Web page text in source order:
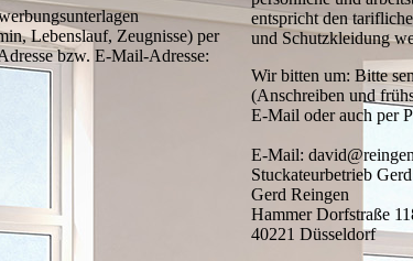
Lebenslauf, Zeugnisse) per
bzw. E-Mail-Adresse:
entspricht den
und Schutzkleidung
Wir bitten um: Bitte
(Anschreiben und
E-Mail oder auch per
E-Mail:
Stuckateurbetrieb
Gerd Reingen
Hammer Dorfstraße
40221 Düsseldorf